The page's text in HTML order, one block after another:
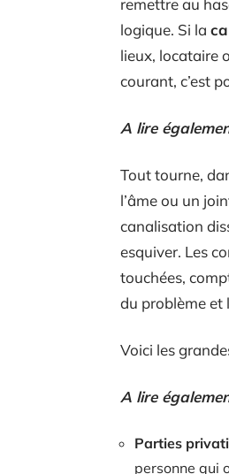
logique. Si la
lieux, locataire
courant, c’est
A lire
Tout tourne,
l’âme ou un
canalisation
esquiver. Les
touchées,
du problème et
Voici les
A lire
Parties
personne qui